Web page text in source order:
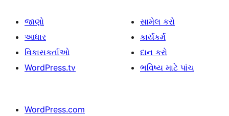
જાણો
આધાર
વિકાસકર્તાઓ
WordPress.tv
સામેલ કરો
કાર્યકર્મ
દાન કરો
ભવિષ્ય માટે પાંચ
WordPress.com